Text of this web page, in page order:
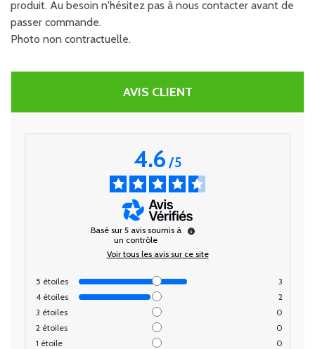
produit. Au besoin n'hésitez pas à nous contacter avant de
passer commande.
Photo non contractuelle.
AVIS CLIENT
4.6/5
Basé sur 5 avis soumis à
un contrôle
Voir tous les avis sur ce site
5 étoiles
3
4 étoiles
2
3 étoiles
0
2 étoiles
0
1 étoile 0